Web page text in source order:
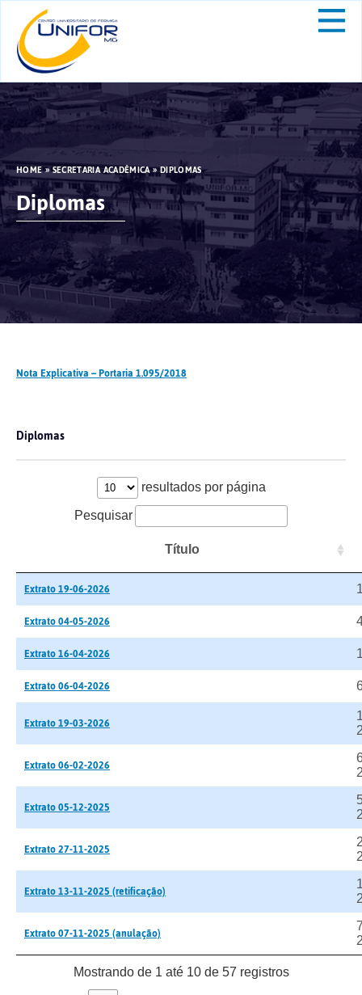
HOME»SECRETARIA ACADÊMICA»DIPLOMAS
Diplomas
Nota Explicativa – Portaria 1.095/2018
Diplomas
resultados por página
Pesquisar
Título
Extrato 19-06-2026
Extrato 04-05-2026
Extrato 16-04-2026
Extrato 06-04-2026
Extrato 19-03-2026
Extrato 06-02-2026
Extrato 05-12-2025
Extrato 27-11-2025
Extrato 13-11-2025 (retificação)
Extrato 07-11-2025 (anulação)
Mostrando de 1 até 10 de 57 registros